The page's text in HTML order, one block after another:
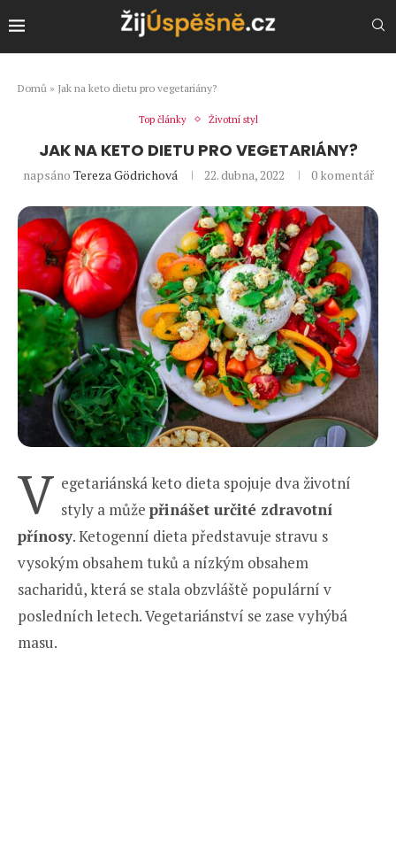
Domů » Jak na keto dietu pro vegetariány?
Top články Životní styl
JAK NA KETO DIETU PRO VEGETARIÁNY?
napsáno Tereza Gödrichová 22. dubna, 2022 0 komentář
V egetariánská keto dieta spojuje dva životní
styly a může přinášet určité zdravotní
přínosy. Ketogenní dieta představuje stravu s
vysokým obsahem tuků a nízkým obsahem
sacharidů, která se stala obzvláště populární v
posledních letech. Vegetariánství se zase vyhýbá
masu.